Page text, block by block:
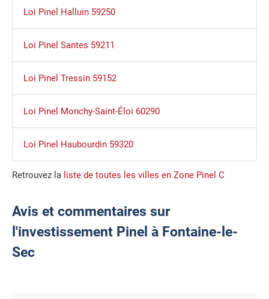
Loi Pinel Halluin 59250
Loi Pinel Santes 59211
Loi Pinel Tressin 59152
Loi Pinel Monchy-Saint-Éloi 60290
Loi Pinel Haubourdin 59320
Retrouvez la liste de toutes les villes en Zone Pinel C
Avis et commentaires sur
l'investissement Pinel à Fontaine-le-
Sec